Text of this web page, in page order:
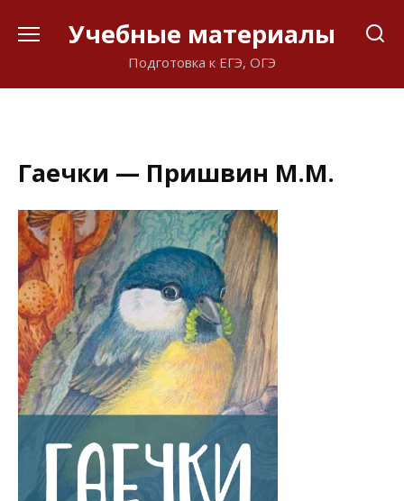
Учебные материалы
Подготовка к ЕГЭ, ОГЭ
Гаечки — Пришвин М.М.